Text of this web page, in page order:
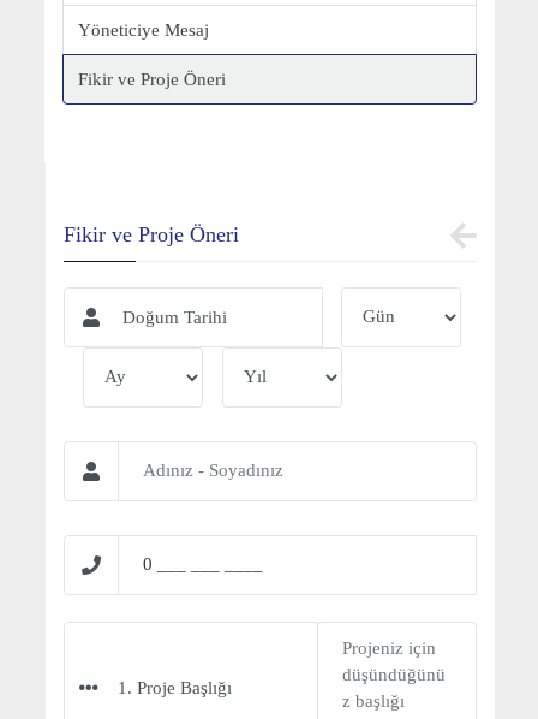
Yöneticiye Mesaj
Fikir ve Proje Öneri
Fikir ve Proje Öneri
Doğum Tarihi
1. Proje Başlığı